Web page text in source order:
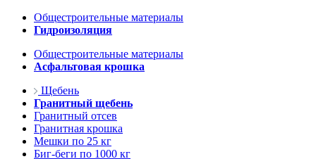
Общестроительные материалы
Гидроизоляция
Общестроительные материалы
Асфальтовая крошка
Щебень
Гранитный щебень
Гранитный отсев
Гранитная крошка
Мешки по 25 кг
Биг-беги по 1000 кг